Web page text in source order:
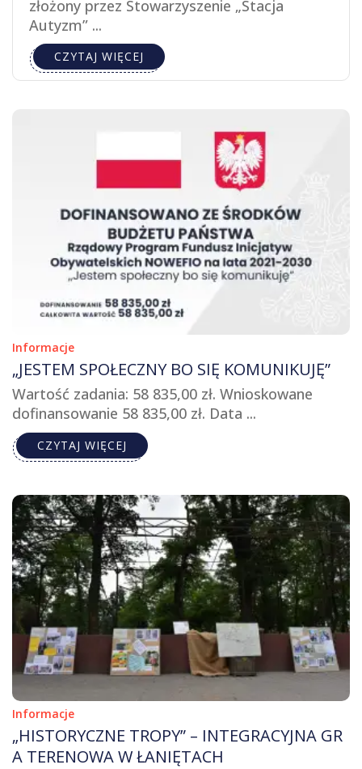
złożony przez Stowarzyszenie „Stacja
Autyzm” ...
CZYTAJ WIĘCEJ
Informacje
„JESTEM SPOŁECZNY BO SIĘ KOMUNIKUJĘ”
Wartość zadania: 58 835,00 zł. Wnioskowane
dofinansowanie 58 835,00 zł. Data ...
CZYTAJ WIĘCEJ
Informacje
„HISTORYCZNE TROPY” – INTEGRACYJNA GR
A TERENOWA W ŁANIĘTACH